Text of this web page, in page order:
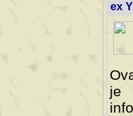
ex
je